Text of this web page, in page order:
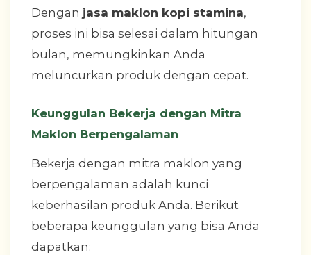
Dengan jasa maklon kopi stamina,
proses ini bisa selesai dalam hitungan
bulan, memungkinkan Anda
meluncurkan produk dengan cepat.
Keunggulan Bekerja dengan Mitra
Maklon Berpengalaman
Bekerja dengan mitra maklon yang
berpengalaman adalah kunci
keberhasilan produk Anda. Berikut
beberapa keunggulan yang bisa Anda
dapatkan: